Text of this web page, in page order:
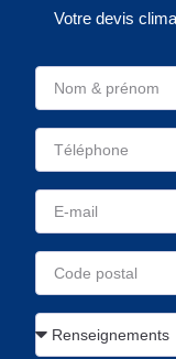
Votre devis